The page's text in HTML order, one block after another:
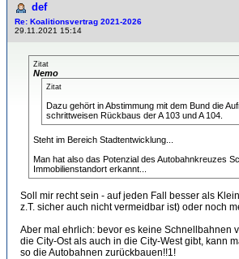
def
Re: Koalitionsvertrag 2021-2026
29.11.2021 15:14
Zitat
Nemo
Zitat
Dazu gehört in Abstimmung mit dem Bund die
schrittweisen Rückbaus der A 103 und A 104.
Steht im Bereich Stadtentwicklung...
Man hat also das Potenzial des Autobahnkreuzes
Immobilienstandort erkannt...
Soll mir recht sein - auf jeden Fall besser als
z.T. sicher auch nicht vermeidbar ist) oder noch
Aber mal ehrlich: bevor es keine Schnellbahnen
die City-Ost als auch in die City-West gibt, kann
so die Autobahnen zurückbauen!!1!